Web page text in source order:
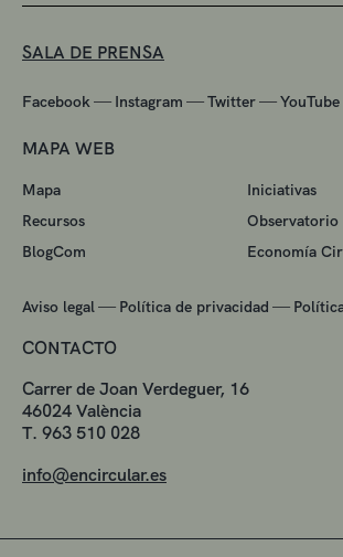
SALA DE PRENSA
Facebook — Instagram —Twitter—YouTube
MAPA WEB
Mapa
Iniciativas
Recursos
Observatorio
BlogCom
Economía
Aviso legal — Política de privacidad —
CONTACTO
Carrer de Joan Verdeguer, 16
46024 València
T. 963 510 028
info@encircular.es